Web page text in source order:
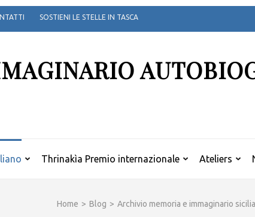
SOSTIENI LE STELLE IN TASCA
Thrinakìa Premio internazionale Ateliers
Home > Blog > Archivio memoria e immaginario